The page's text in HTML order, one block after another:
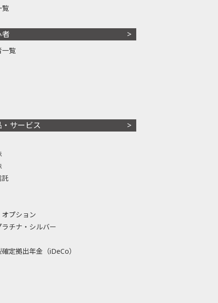
覧
一覧
サービス
託
プション
ラチナ・シルバー
定拠出年金（iDeCo）